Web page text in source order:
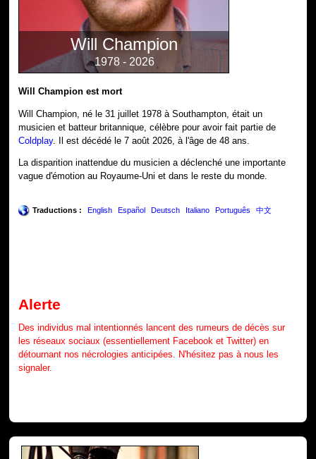
Will Champion
1978 - 2026
Will Champion est mort
Will Champion, né le 31 juillet 1978 à Southampton, était un
musicien et batteur britannique, célèbre pour avoir fait partie de
Coldplay. Il est décédé le 7 août 2026, à l'âge de 48 ans.
La disparition inattendue du musicien a déclenché une importante
vague d'émotion au Royaume-Uni et dans le reste du monde.
Traductions : English Español Deutsch Italiano Português 中文
Alerte
Des individus mal intentionnés lancent des rumeurs de décès sur
les réseaux sociaux (essentiellement Facebook et Twitter) en
détournant nos nécrologies anticipées. N'hésitez pas à nous les
signaler.